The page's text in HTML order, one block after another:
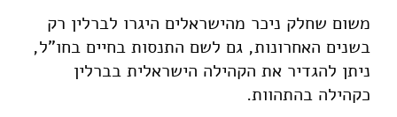
משום שחלק ניכר מהישראלים היגרו לברלין רק
בשנים האחרונות, גם לשם התנסות בחיים בחו"ל,
ניתן להגדיר את הקהילה הישראלית בברלין
כקהילה בהתהוות.